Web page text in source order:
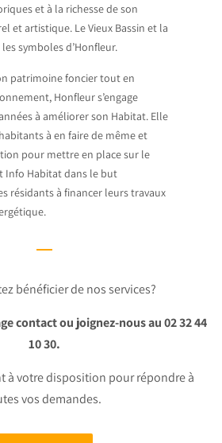
et à la richesse de son
et artistique. Le Vieux Bassin et la
symboles d’Honfleur.
patrimoine foncier tout en
Honfleur s’engage
à améliorer son Habitat. Elle
à en faire de même et
pour mettre en place sur le
Info Habitat dans le but
résidants à financer leurs travaux
bénéficier de nos services?
contact ou joignez-nous au 02 32 44
10 30.
à votre disposition pour répondre à
vos demandes.